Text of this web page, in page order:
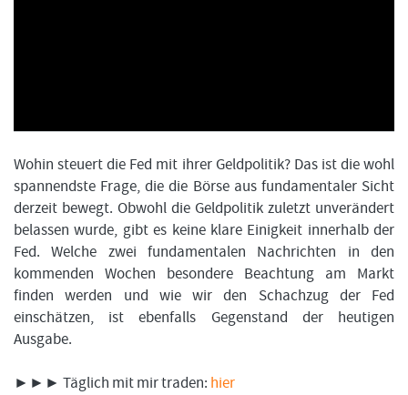
Wohin steuert die Fed mit ihrer Geldpolitik? Das ist die wohl
spannendste Frage, die die Börse aus fundamentaler Sicht
derzeit bewegt. Obwohl die Geldpolitik zuletzt unverändert
belassen wurde, gibt es keine klare Einigkeit innerhalb der
Fed. Welche zwei fundamentalen Nachrichten in den
kommenden Wochen besondere Beachtung am Markt
finden werden und wie wir den Schachzug der Fed
einschätzen, ist ebenfalls Gegenstand der heutigen
Ausgabe.
►►► Täglich mit mir traden: hier